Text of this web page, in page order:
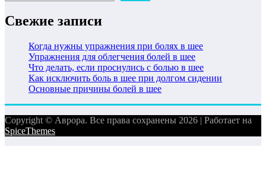
Свежие записи
Когда нужны упражнения при болях в шее
Упражнения для облегчения болей в шее
Что делать, если проснулись с болью в шее
Как исключить боль в шее при долгом сидении
Основные причины болей в шее
Copyright © Аврора. Все права сохранены 2026 | Работает на
SpiceThemes